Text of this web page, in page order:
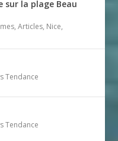
sur la plage Beau
,Articles, Nice,
Tendance
Tendance